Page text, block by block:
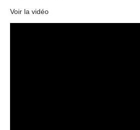
Voir la vidéo